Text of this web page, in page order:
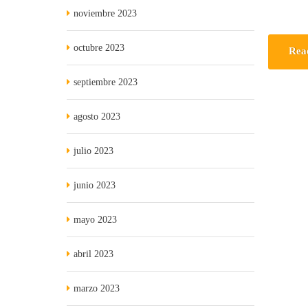
noviembre 2023
octubre 2023
septiembre 2023
agosto 2023
julio 2023
junio 2023
mayo 2023
abril 2023
marzo 2023